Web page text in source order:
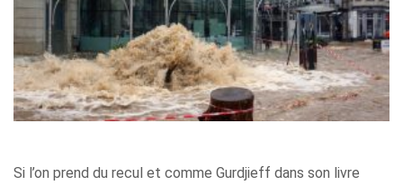
Si l’on prend du recul et comme Gurdjieff dans son livre